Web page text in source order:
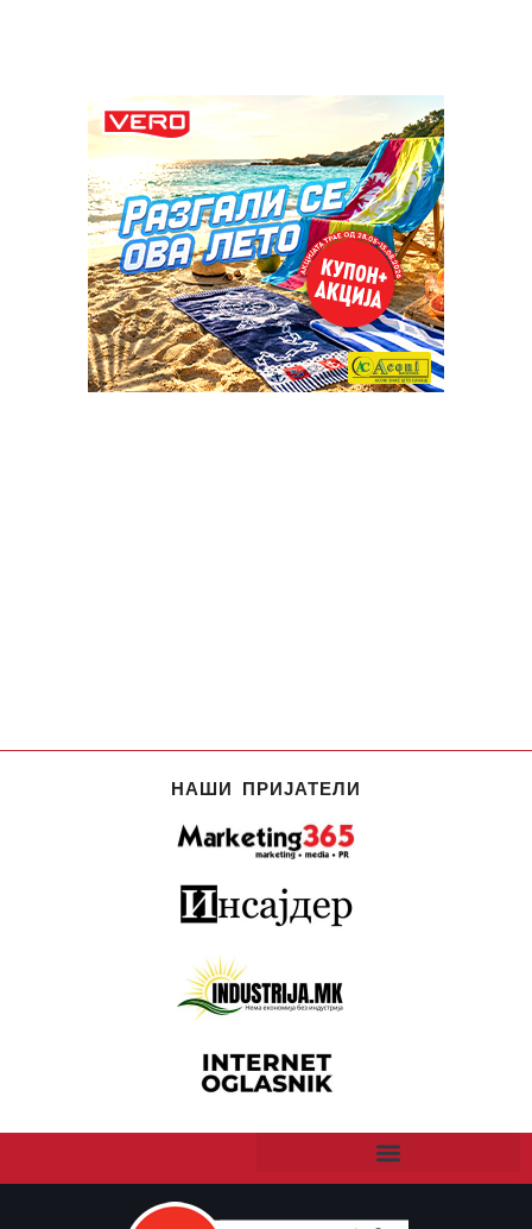
НАШИ ПРИЈАТЕЛИ